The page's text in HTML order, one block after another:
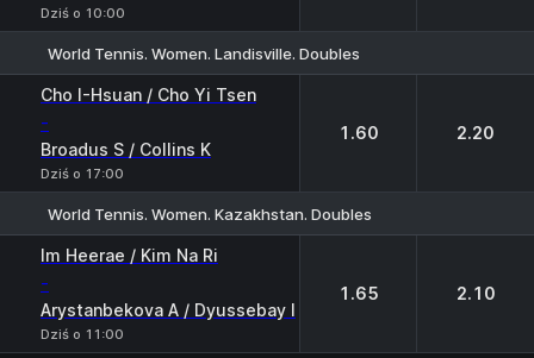
Dziś o 10:00
World Tennis. Women. Landisville. Doubles
Cho I-Hsuan / Cho Yi Tsen
-
Broadus S / Collins K
Dziś o 17:00
1.60 2.20
World Tennis. Women. Kazakhstan. Doubles
Im Heerae / Kim Na Ri
-
Arystanbekova A / Dyussebay I
Dziś o 11:00
1.65 2.10